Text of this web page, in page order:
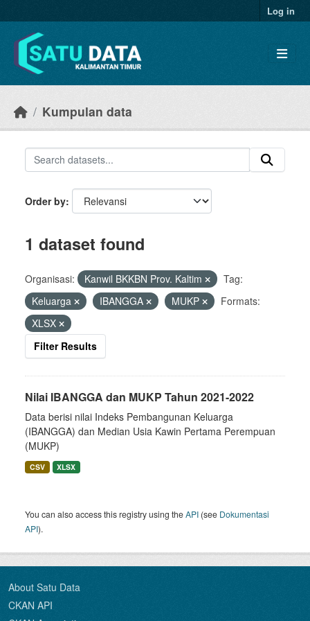
Log in
Kumpulan data
Order by
1 dataset found
Organisasi: Kanwil BKKBN Prov. Kaltim
Tag:
Keluarga
IBANGGA MUKP
Formats:
XLSX
Filter Results
Nilai IBANGGA dan MUKP Tahun 2021-2022
Data berisi nilai Indeks Pembangunan Keluarga
(IBANGGA) dan Median Usia Kawin Pertama Perempuan
(MUKP)
CSV XLSX
You can also access this registry using theAPI (see Dokumentasi
API).
About Satu Data
CKAN API